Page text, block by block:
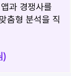
과 경쟁사를
춤형 분석을 직
)